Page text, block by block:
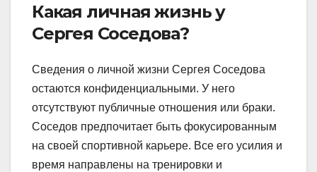
Какая личная жизнь у
Сергея Соседова?
Сведения о личной жизни Сергея Соседова
остаются конфиденциальными. У него
отсутствуют публичные отношения или браки.
Соседов предпочитает быть фокусированным
на своей спортивной карьере. Все его усилия и
время направлены на тренировки и